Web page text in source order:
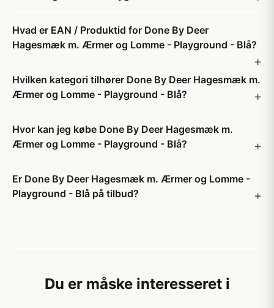
Hvad er EAN / Produktid for Done By Deer
Hagesmæk m. Ærmer og Lomme - Playground - Blå?
Hvilken kategori tilhører Done By Deer Hagesmæk m.
Ærmer og Lomme - Playground - Blå?
Hvor kan jeg købe Done By Deer Hagesmæk m.
Ærmer og Lomme - Playground - Blå?
Er Done By Deer Hagesmæk m. Ærmer og Lomme -
Playground - Blå på tilbud?
Du er måske interesseret i